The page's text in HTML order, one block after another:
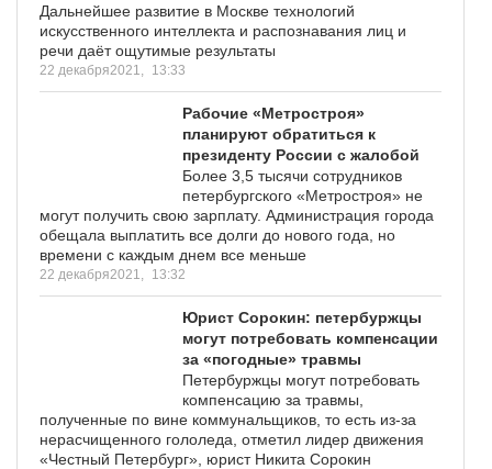
Дальнейшее развитие в Москве технологий
искусственного интеллекта и распознавания лиц и
речи даёт ощутимые результаты
22 декабря2021, 13:33
Рабочие «Метростроя»
планируют обратиться к
президенту России с жалобой
Более 3,5 тысячи сотрудников
петербургского «Метростроя» не
могут получить свою зарплату. Администрация города
обещала выплатить все долги до нового года, но
времени с каждым днем все меньше
22 декабря2021, 13:32
Юрист Сорокин: петербуржцы
могут потребовать компенсации
за «погодные» травмы
Петербуржцы могут потребовать
компенсацию за травмы,
полученные по вине коммунальщиков, то есть из-за
нерасчищенного гололеда, отметил лидер движения
«Честный Петербург», юрист Никита Сорокин